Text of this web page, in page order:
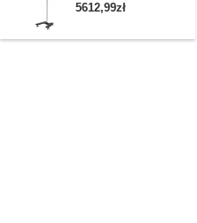
5612,99zł